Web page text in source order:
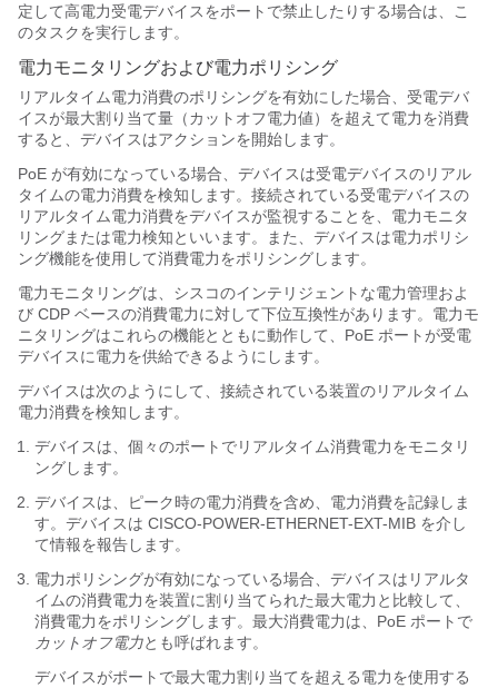
定して高電力受電デバイスをポートで禁止したりする場合は、こ
のタスクを実行します。
電力モニタリングおよび電力ポリシング
リアルタイム電力消費のポリシングを有効にした場合、受電デバ
イスが最大割り当て量（カットオフ電力値）を超えて電力を消費
すると、デバイスはアクションを開始します。
PoE が有効になっている場合、デバイスは受電デバイスのリアル
タイムの電力消費を検知します。接続されている受電デバイスの
リアルタイム電力消費をデバイスが監視することを、電力モニタ
リングまたは電力検知といいます。また、デバイスは電力ポリシ
ング機能を使用して消費電力をポリシングします。
電力モニタリングは、シスコのインテリジェントな電力管理およ
び CDP ベースの消費電力に対して下位互換性があります。電力モ
ニタリングはこれらの機能とともに動作して、PoE ポートが受電
デバイスに電力を供給できるようにします。
デバイスは次のようにして、接続されている装置のリアルタイム
電力消費を検知します。
デバイスは、個々のポートでリアルタイム消費電力をモニタリ
ングします。
デバイスは、ピーク時の電力消費を含め、電力消費を記録しま
す。デバイスは CISCO-POWER-ETHERNET-EXT-MIB を介し
て情報を報告します。
電力ポリシングが有効になっている場合、デバイスはリアルタ
イムの消費電力を装置に割り当てられた最大電力と比較して、
消費電力をポリシングします。最大消費電力は、PoE ポートで
カットオフ電力とも呼ばれます。
デバイスがポートで最大電力割り当てを超える電力を使用する